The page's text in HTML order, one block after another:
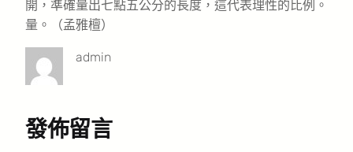
開，準確量出七點五公分的長度，這代表理性的比例。
量。（孟雅檀）
admin
發佈留言